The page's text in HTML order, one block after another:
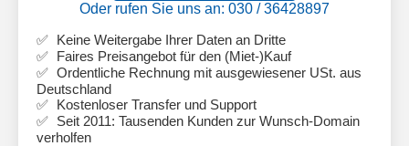
Oder rufen Sie uns an: 030 / 36428897
Keine Weitergabe Ihrer Daten an Dritte
Faires Preisangebot für den (Miet-)Kauf
Ordentliche Rechnung mit ausgewiesener USt. aus
Deutschland
Kostenloser Transfer und Support
Seit 2011: Tausenden Kunden zur Wunsch-Domain
verholfen